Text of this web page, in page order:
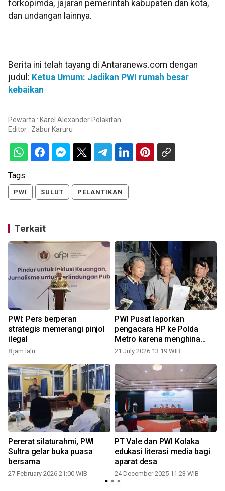
forkopimda, jajaran pemerintah kabupaten dan kota,
dan undangan lainnya.
Berita ini telah tayang di Antaranews.com dengan
judul: Ketua Umum: Jadikan PWI rumah besar
kebaikan
Pewarta : Karel Alexander Polakitan
Editor : Zabur Karuru
Tags:
PWI SULUT PELANTIKAN
Terkait
PWI: Pers berperan
strategis memerangi pinjol
ilegal
8 jam lalu
PWI Pusat laporkan
pengacara HP ke Polda
Metro karena menghina
profesi wartawan
21 July 2026 13:19 WIB
Pererat silaturahmi, PWI
Sultra gelar buka puasa
bersama
27 February 2026 21:00 WIB
PT Vale dan PWI Kolaka
edukasi literasi media bagi
aparat desa
24 December 2025 11:23 WIB